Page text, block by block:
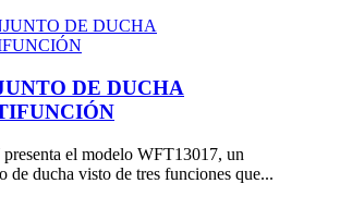
DE DUCHA
el modelo WFT13017, un
de ducha visto de tres funciones que...